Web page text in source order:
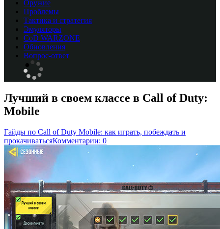
Оружие
Проблемы
Тактика и стратегия
Эмуляторы
CоD WARZONE
Обновления
Вопрос-ответ
Лучший в своем классе в Call of Duty:
Mobile
Гайды по Call of Duty Mobile: как играть, побеждать и
прокачиватьсяКомментарии: 0